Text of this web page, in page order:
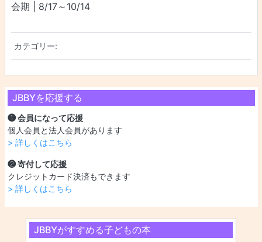
JBBYを応援する
❶ 会員になって応援
個人会員と法人会員があります
> 詳しくはこちら
❷ 寄付して応援
クレジットカード決済もできます
> 詳しくはこちら
JBBYがすすめる子どもの本
会期 | 8/17～10/14
カテゴリー: